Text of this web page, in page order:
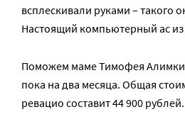
всплескивали руками – такого
Настоящий компьютерный ас
Поможем маме Тимофея
пока на два месяца. Общая
ревацио составит 44 900 рублей.